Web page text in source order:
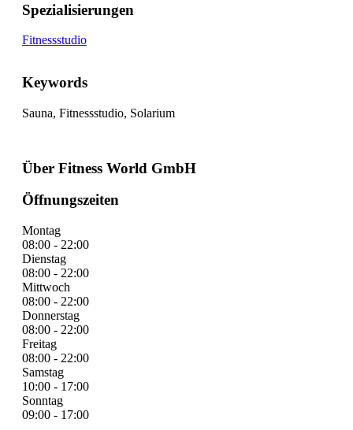
Spezialisierungen
Fitnessstudio
Keywords
Sauna, Fitnessstudio, Solarium
Über Fitness World GmbH
Öffnungszeiten
Montag
08:00 - 22:00
Dienstag
08:00 - 22:00
Mittwoch
08:00 - 22:00
Donnerstag
08:00 - 22:00
Freitag
08:00 - 22:00
Samstag
10:00 - 17:00
Sonntag
09:00 - 17:00